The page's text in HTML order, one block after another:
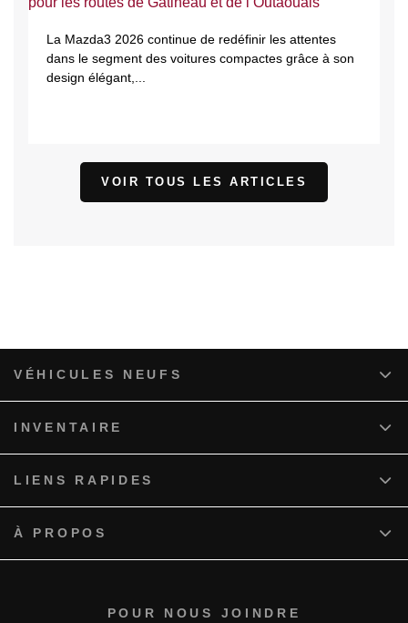
La Mazda3 2026 continue de redéfinir les attentes
dans le segment des voitures compactes grâce à son
design élégant,...
VOIR TOUS LES ARTICLES
POUR NOUS JOINDRE
VÉHICULES NEUFS
INVENTAIRE
LIENS RAPIDES
À PROPOS